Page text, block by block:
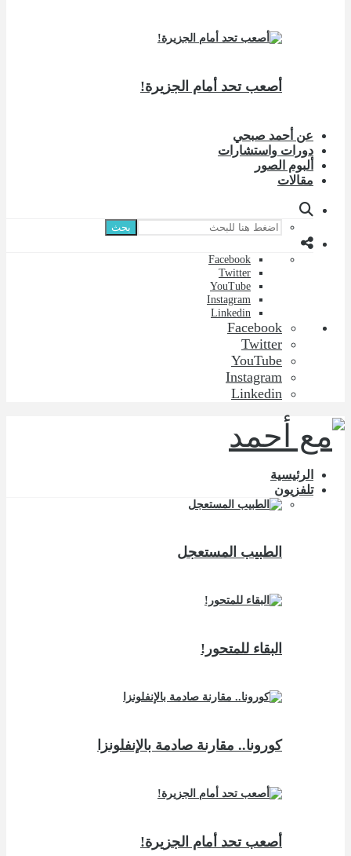
أصعب تحد أمام الجزيرة!
عن أحمد صبحي
دورات واستشارات
ألبوم الصور
مقالات
بحث
Facebook
Twitter
YouTube
Instagram
Linkedin
Facebook
Twitter
YouTube
Instagram
Linkedin
الرئيسية
تلفزيون
الطبيب المستعجل
البقاء للمتحور!
كورونا.. مقارنة صادمة بالإنفلونزا
أصعب تحد أمام الجزيرة!